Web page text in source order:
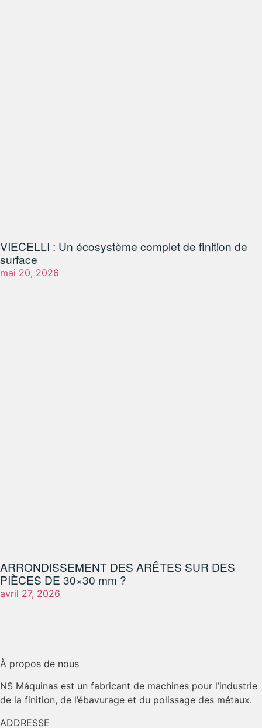
VIECELLI : Un écosystème complet de finition de
surface
mai 20, 2026
ARRONDISSEMENT DES ARÊTES SUR DES
PIÈCES DE 30×30 mm ?
avril 27, 2026
À propos de nous
NS Máquinas est un fabricant de machines pour l’industrie
de la finition, de l’ébavurage et du polissage des métaux.
ADDRESSE